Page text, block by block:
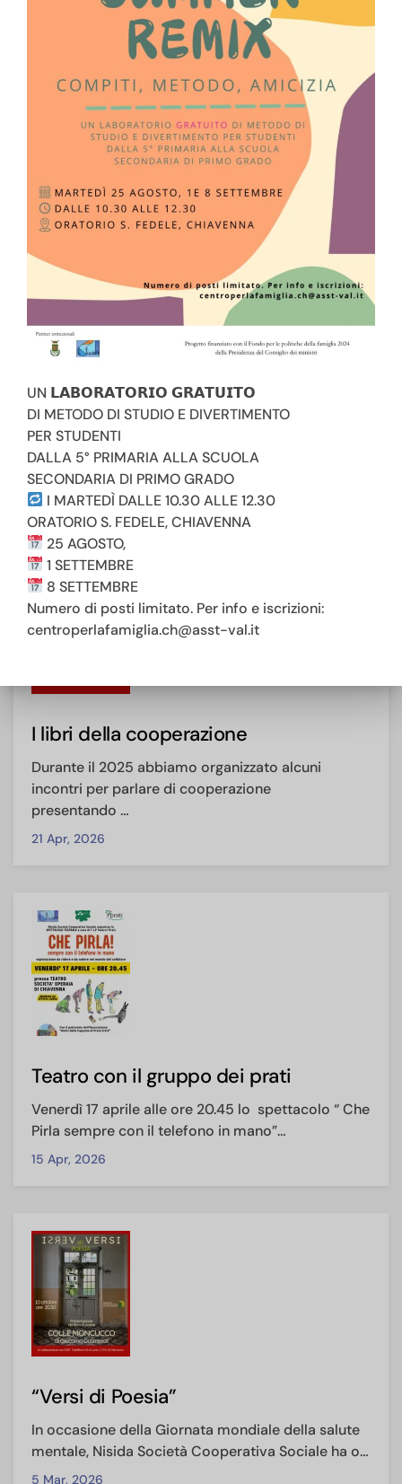
INCLUSIONE SOCIALE
Housing Sociale
News
I libri della cooperazione
Durante il 2025 abbiamo organizzato alcuni
incontri per parlare di cooperazione
presentando …
21 Apr, 2026
Teatro con il gruppo dei prati
Venerdì 17 aprile alle ore 20.45 lo spettacolo “ Che
Pirla sempre con il telefono in mano”…
15 Apr, 2026
“Versi di Poesia”
In occasione della Giornata mondiale della salute
mentale, Nisida Società Cooperativa Sociale ha o…
5 Mar, 2026
UN 𝗟𝗔𝗕𝗢𝗥𝗔𝗧𝗢𝗥𝗜𝗢 𝗚𝗥𝗔𝗧𝗨𝗜𝗧𝗢
DI METODO DI STUDIO E DIVERTIMENTO
PER STUDENTI
DALLA 5° PRIMARIA ALLA SCUOLA
SECONDARIA DI PRIMO GRADO
I MARTEDÌ DALLE 10.30 ALLE 12.30
ORATORIO S. FEDELE, CHIAVENNA
25 AGOSTO,
1 SETTEMBRE
8 SETTEMBRE
Numero di posti limitato. Per info e iscrizioni:
centroperlafamiglia.ch@asst-val.it